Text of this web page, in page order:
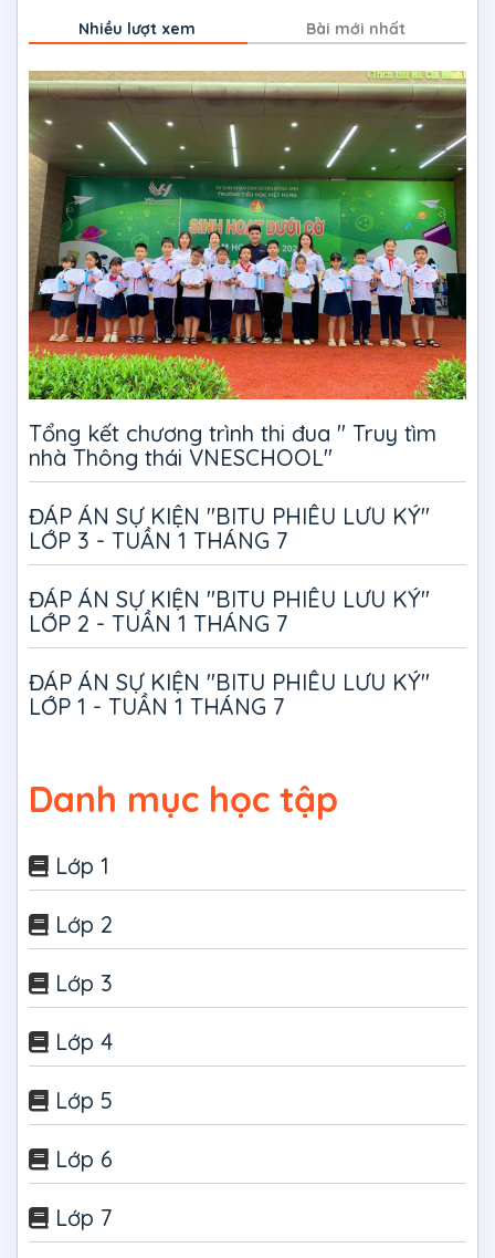
Nhiều lượt xem Bài mới nhất
Tổng kết chương trình thi đua " Truy tìm
nhà Thông thái VNESCHOOL"
ĐÁP ÁN SỰ KIỆN "BITU PHIÊU LƯU KÝ"
LỚP 3 - TUẦN 1 THÁNG 7
ĐÁP ÁN SỰ KIỆN "BITU PHIÊU LƯU KÝ"
LỚP 2 - TUẦN 1 THÁNG 7
ĐÁP ÁN SỰ KIỆN "BITU PHIÊU LƯU KÝ"
LỚP 1 - TUẦN 1 THÁNG 7
Danh mục học tập
Lớp 1
Lớp 2
Lớp 3
Lớp 4
Lớp 5
Lớp 6
Lớp 7